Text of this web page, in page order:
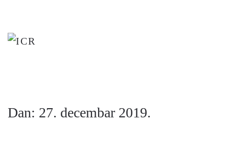
to
Dan: 27. decembar 2019.